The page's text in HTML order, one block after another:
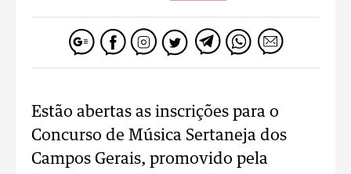
Estão abertas as inscrições para o
Concurso de Música Sertaneja dos
Campos Gerais, promovido pela